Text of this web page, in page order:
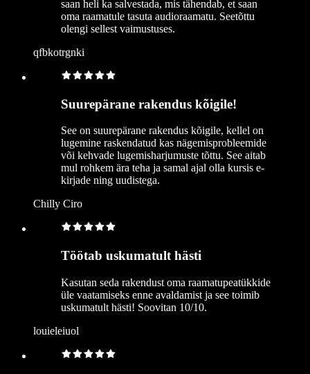
saan heli ka salvestada, mis tähendab, et saan
oma raamatule tasuta audioraamatu. Seetõttu
olengi sellest vaimustuses.
qfbkotrgnki
Suurepärane rakendus kõigile!
See on suurepärane rakendus kõigile, kellel on
lugemine raskendatud kas nägemisprobleemide
või kehvade lugemisharjumuste tõttu. See aitab
mul rohkem ära teha ja samal ajal olla kursis e-
kirjade ning uudistega.
Chilly Ciro
Töötab uskumatult hästi
Kasutan seda rakendust oma raamatupeatükkide
üle vaatamiseks enne avaldamist ja see toimib
uskumatult hästi! Soovitan 10/10.
louieleiuol